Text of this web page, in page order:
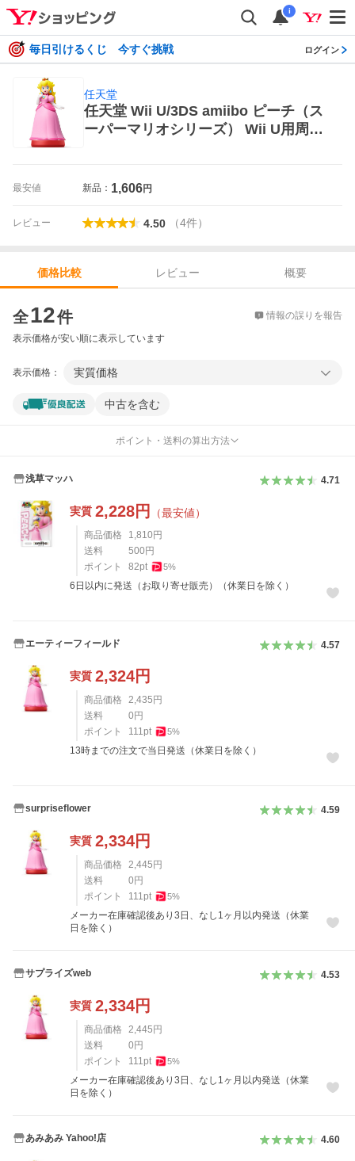
i
毎日引けるくじ 今すぐ挑戦 ログイン
任天堂
任天堂 Wii U/3DS amiibo ピーチ（ス
ーパーマリオシリーズ） Wii U用周辺
最安値 新品： 1,606円
レビュー 4.50 （4件）
価格比較 レビュー
概要
全12件 情報の誤りを報告
表示価格が安い順に表示しています
表示価格： 実質価格
中古を含む
ポイント・送料の算出方法
浅草マッハ 4.71
実質 2,228円 （最安値）
商品価格 1,810 円
送料
500 円
ポイント
82pt 5%
6日以内に発送（お取り寄せ販売）（休業日を除く）
エーティーフィールド 4.57
実質 2,324円
商品価格 2,435 円
送料
0 円
ポイント
111pt 5%
13時までの注文で当日発送（休業日を除く）
surpriseflower 4.59
実質 2,334円
商品価格 2,445 円
送料
0 円
ポイント
111pt 5%
メーカー在庫確認後あり3日、なし1ヶ月以内発送（休業
日を除く）
サプライズweb 4.53
実質 2,334円
商品価格 2,445 円
送料
0 円
ポイント
111pt 5%
メーカー在庫確認後あり3日、なし1ヶ月以内発送（休業
日を除く）
あみあみ Yahoo!店 4.60